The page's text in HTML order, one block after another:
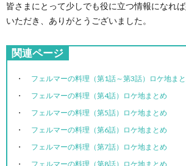
皆さまにとって少しでも役に立つ情報になれ
いただき、ありがとうございました。
関連ページ
フェルマーの料理（第1話～第3話）ロケ地ま
フェルマーの料理（第4話）ロケ地まとめ
フェルマーの料理（第5話）ロケ地まとめ
フェルマーの料理（第6話）ロケ地まとめ
フェルマーの料理（第7話）ロケ地まとめ
フェルマーの料理（第8話）ロケ地まとめ